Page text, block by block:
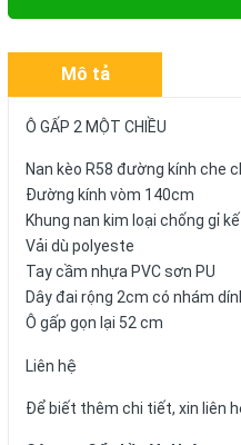
Mô tả
Ô GẤP 2 MỘT CHIỀU
Nan kèo R58 đường kính che
Đường kính vòm 140cm
Khung nan kim loại chống gỉ
Vải dù polyeste
Tay cầm nhựa PVC sơn PU
Dây đai rộng 2cm có nhám
Ô gấp gọn lại 52 cm
Liên hệ
Để biết thêm chi tiết, xin liên